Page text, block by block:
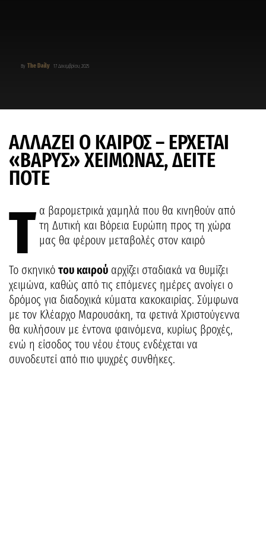
By The Daily 17 Δεκεμβρίου, 2025
ΑΛΛΑΖΕΙ Ο ΚΑΙΡΟΣ – ΕΡΧΕΤΑΙ
«ΒΑΡΥΣ» ΧΕΙΜΩΝΑΣ, ΔΕΙΤΕ
ΠΟΤΕ
Τ α βαρομετρικά χαμηλά που θα κινηθούν από
τη Δυτική και Βόρεια Ευρώπη προς τη χώρα
μας θα φέρουν μεταβολές στον καιρό
Το σκηνικό του καιρού αρχίζει σταδιακά να θυμίζει
χειμώνα, καθώς από τις επόμενες ημέρες ανοίγει ο
δρόμος για διαδοχικά κύματα κακοκαιρίας. Σύμφωνα
με τον Κλέαρχο Μαρουσάκη, τα φετινά Χριστούγεννα
θα κυλήσουν με έντονα φαινόμενα, κυρίως βροχές,
ενώ η είσοδος του νέου έτους ενδέχεται να
συνοδευτεί από πιο ψυχρές συνθήκες.